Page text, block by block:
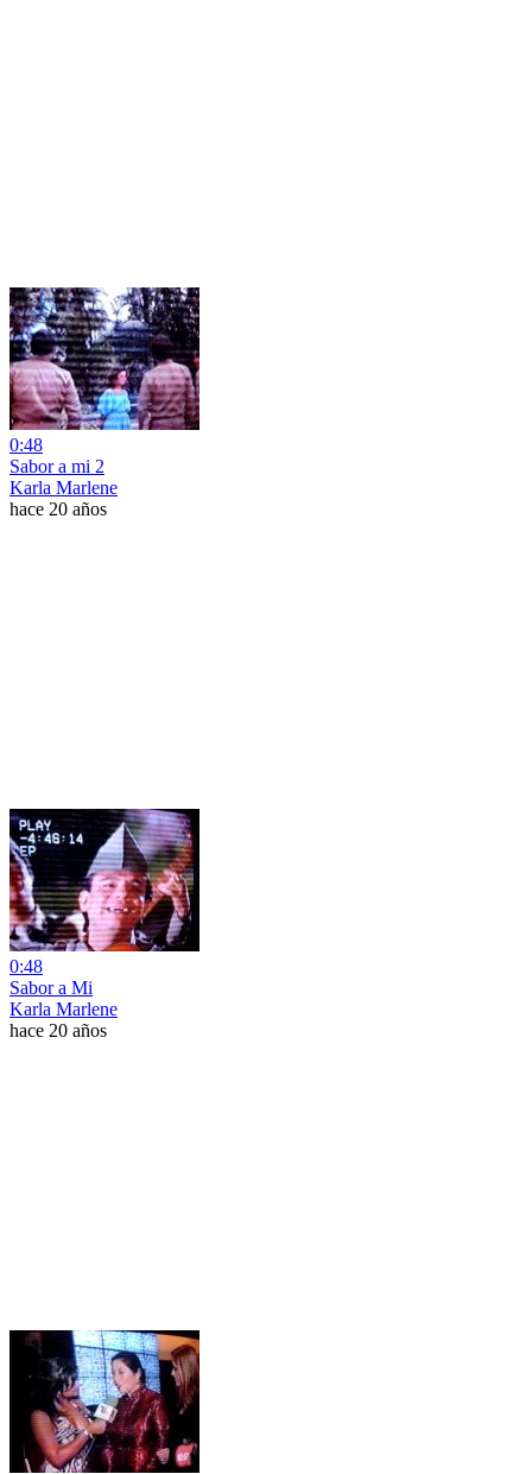
0:48
Sabor a mi 2
Karla Marlene
hace 20 años
0:48
Sabor a Mi
Karla Marlene
hace 20 años